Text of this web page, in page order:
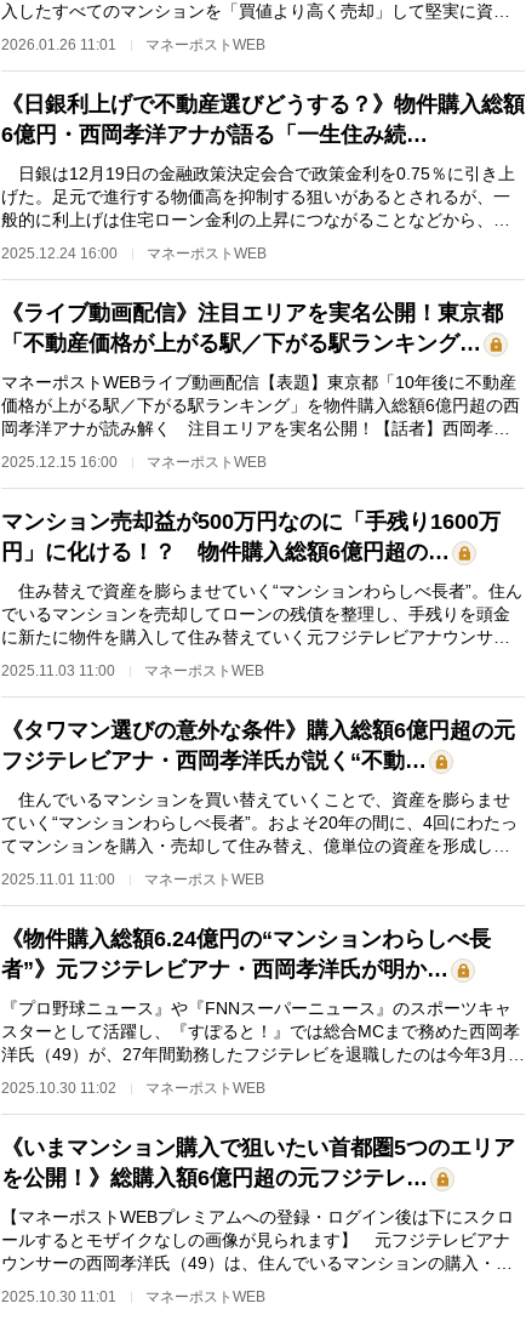
入したすべてのマンションを「買値より高く売却」して堅実に資産
2026.01.26 11:01 マネーポストWEB
《日銀利上げで不動産選びどうする？》物件購入総額
6億円・西岡孝洋アナが語る「一生住み続…
日銀は12月19日の金融政策決定会合で政策金利を0.75％に引き上
げた。足元で進行する物価高を抑制する狙いがあるとされるが、一
般的に利上げは住宅ローン金利の上昇につながることなどから、不
2025.12.24 16:00 マネーポストWEB
《ライブ動画配信》注目エリアを実名公開！東京都
「不動産価格が上がる駅／下がる駅ランキング…
マネーポストWEBライブ動画配信【表題】東京都「10年後に不動産
価格が上がる駅／下がる駅ランキング」を物件購入総額6億円超の西
岡孝洋アナが読み解く 注目エリアを実名公開！【話者】西岡孝洋
2025.12.15 16:00 マネーポストWEB
マンション売却益が500万円なのに「手残り1600万
円」に化ける！？ 物件購入総額6億円超の…
住み替えで資産を膨らませていく“マンションわらしべ長者”。住ん
でいるマンションを売却してローンの残債を整理し、手残りを頭金
に新たに物件を購入して住み替えていく元フジテレビアナウンサ
2025.11.03 11:00 マネーポストWEB
《タワマン選びの意外な条件》購入総額6億円超の元
フジテレビアナ・西岡孝洋氏が説く“不動…
住んでいるマンションを買い替えていくことで、資産を膨らませ
ていく“マンションわらしべ長者”。およそ20年の間に、4回にわたっ
てマンションを購入・売却して住み替え、億単位の資産を形成した
2025.11.01 11:00 マネーポストWEB
《物件購入総額6.24億円の“マンションわらしべ長
者”》元フジテレビアナ・西岡孝洋氏が明か…
『プロ野球ニュース』や『FNNスーパーニュース』のスポーツキャ
スターとして活躍し、『すぽると！』では総合MCまで務めた西岡孝
洋氏（49）が、27年間勤務したフジテレビを退職したのは今年3月
2025.10.30 11:02 マネーポストWEB
《いまマンション購入で狙いたい首都圏5つのエリア
を公開！》総購入額6億円超の元フジテレ…
【マネーポストWEBプレミアムへの登録・ログイン後は下にスクロ
ールするとモザイクなしの画像が見られます】 元フジテレビアナ
ウンサーの西岡孝洋氏（49）は、住んでいるマンションの購入・売
2025.10.30 11:01 マネーポストWEB